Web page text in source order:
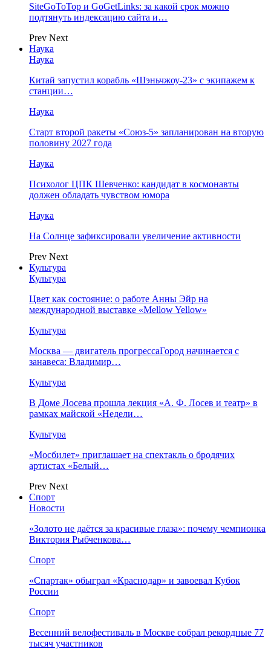
SiteGoToTop и GoGetLinks: за какой срок можно
подтянуть индексацию сайта и…
Prev Next
Наука
Наука
Китай запустил корабль «Шэньчжоу-23» с экипажем к
станции…
Наука
Старт второй ракеты «Союз-5» запланирован на вторую
половину 2027 года
Наука
Психолог ЦПК Шевченко: кандидат в космонавты
должен обладать чувством юмора
Наука
На Солнце зафиксировали увеличение активности
Prev Next
Культура
Культура
Цвет как состояние: о работе Анны Эйр на
международной выставке «Mellow Yellow»
Культура
Москва — двигатель прогрессаГород начинается с
занавеса: Владимир…
Культура
В Доме Лосева прошла лекция «А. Ф. Лосев и театр» в
рамках майской «Недели…
Культура
«Мосбилет» приглашает на спектакль о бродячих
артистах «Белый…
Prev Next
Спорт
Новости
«Золото не даётся за красивые глаза»: почему чемпионка
Виктория Рыбченкова…
Спорт
«Спартак» обыграл «Краснодар» и завоевал Кубок
России
Спорт
Весенний велофестиваль в Москве собрал рекордные 77
тысяч участников